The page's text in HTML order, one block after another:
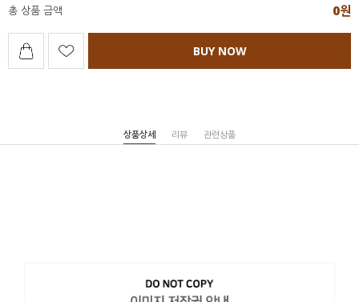
총 상품 금액 0원
BUY NOW
상품상세 리뷰 관련상품